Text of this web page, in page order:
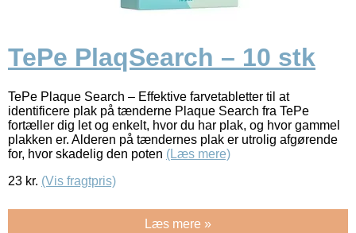
TePe PlaqSearch – 10 stk
TePe Plaque Search – Effektive farvetabletter til at
identificere plak på tænderne Plaque Search fra TePe
fortæller dig let og enkelt, hvor du har plak, og hvor gammel
plakken er. Alderen på tændernes plak er utrolig afgørende
for, hvor skadelig den poten (Læs mere)
23 kr. (Vis fragtpris)
Læs mere »